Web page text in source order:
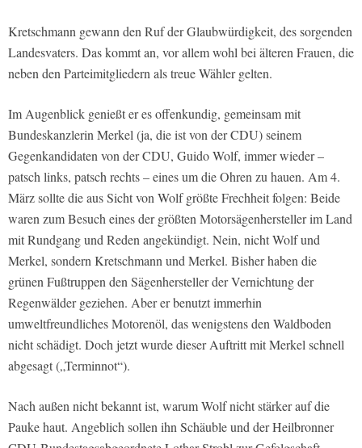
Kretschmann gewann den Ruf der Glaubwürdigkeit, des sorgenden
Landesvaters. Das kommt an, vor allem wohl bei älteren Frauen, die
neben den Parteimitgliedern als treue Wähler gelten.
Im Augenblick genießt er es offenkundig, gemeinsam mit
Bundeskanzlerin Merkel (ja, die ist von der CDU) seinem
Gegenkandidaten von der CDU, Guido Wolf, immer wieder –
patsch links, patsch rechts – eines um die Ohren zu hauen. Am 4.
März sollte die aus Sicht von Wolf größte Frechheit folgen: Beide
waren zum Besuch eines der größten Motorsägenhersteller im Land
mit Rundgang und Reden angekündigt. Nein, nicht Wolf und
Merkel, sondern Kretschmann und Merkel. Bisher haben die
grünen Fußtruppen den Sägenhersteller der Vernichtung der
Regenwälder geziehen. Aber er benutzt immerhin
umweltfreundliches Motorenöl, das wenigstens den Waldboden
nicht schädigt. Doch jetzt wurde dieser Auftritt mit Merkel schnell
abgesagt („Terminnot“).
Nach außen nicht bekannt ist, warum Wolf nicht stärker auf die
Pauke haut. Angeblich sollen ihn Schäuble und der Heilbronner